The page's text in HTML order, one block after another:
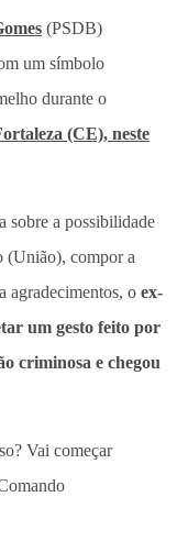
(PSDB)
um símbolo
durante o
(CE), neste
sobre a possibilidade
(União), compor a
agradecimentos, o ex-
um gesto feito por
criminosa e chegou
Vai começar